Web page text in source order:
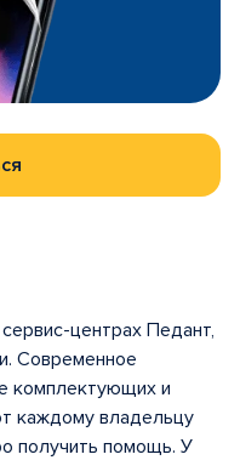
центрах Педант,
Современное
комплектующих и
каждому владельцу
получить помощь. У